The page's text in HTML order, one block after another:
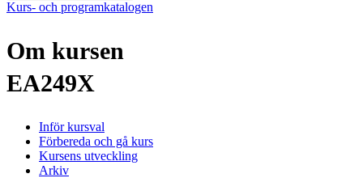
Kurs- och programkatalogen
Om kursen
EA249X
Inför kursval
Förbereda och gå kurs
Kursens utveckling
Arkiv